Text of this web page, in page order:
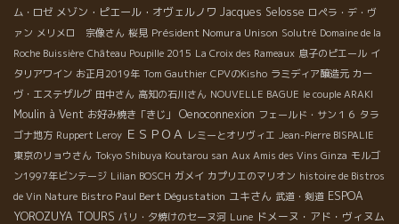
ム・ロゼ メゾン・ピエール・オヴェルノワ Jacques Selosse ロペラ・デ・ヴ
ァン メリメロ 宗像さん 桜見 Président Nomura Unison Solutré Domaine de la
Roche Buissière Château Poupille 2015 La Croix des Rameaux 息子のピエール イ
タリアワイン お正月2019年 Tom Gauthier CPVのKisho ラミディア醸造元 カー
ヴ・エステザルグ 田中さん 高知の石川さん NOUVELLE BAGUE le couple ARAKI
Moulin à Vent お好み焼き「きじ」 Oenoconnexion フェールド・サン１６ タラ
ゴナ地方 Ruppert Leroy ＥＳＰＯＡ レミーとオリヴィエ Jean-Pierre BISPALIE
東京のリョウさん Tokyo Shibuya Koutarou san Aux Amis des Vins Ginza モルゴ
ン1997年ビンテージ Lilian BOSCH ガメイ カプリエのマリオン histoire de Bistros
de Vin Nature Bistro Paul Bert Dégustation ユキさん 武道・剣道 ESPOA
YOROZUYA TOURS パリ・夕焼けのセーヌ河 Lune ドメーヌ・アド・ヴィヌム